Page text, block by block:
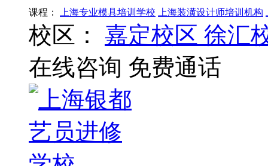
课程： 上海专业模具培训学校 上海装潢设计师培训机构
校区： 嘉定校区 徐汇
在线咨询 免费通话